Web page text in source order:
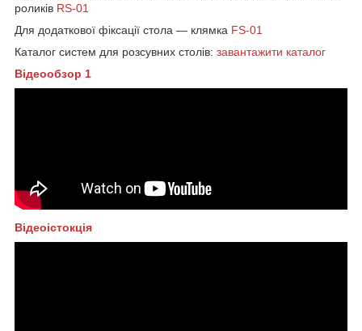
роликів RS-01
Для додаткової фіксації стола — клямка FS-01
Каталог систем для розсувних столів: завантажити каталог
Відеообзор 1
Відеоістокція